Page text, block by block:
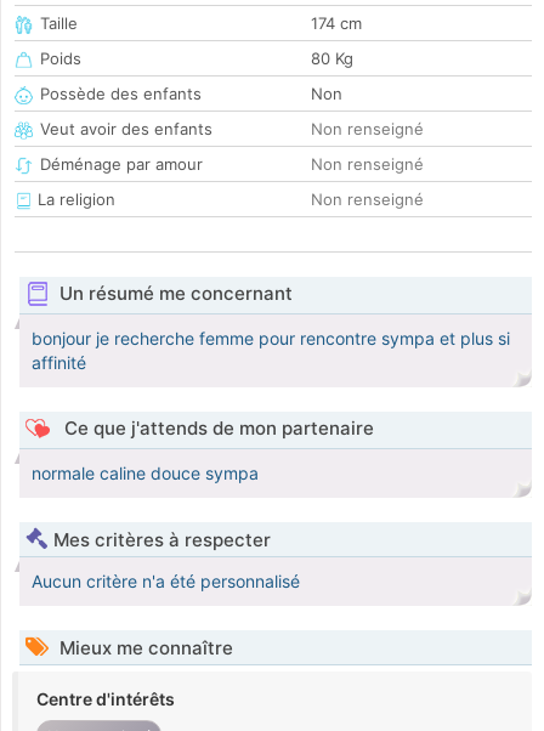
Taille
174 cm
Poids
80 Kg
Possède des enfants
Non
Veut avoir des enfants
Non renseigné
Déménage par amour
Non renseigné
La religion
Non renseigné
Un résumé me concernant
bonjour je recherche femme pour rencontre sympa et plus si
affinité
Ce que j'attends de mon partenaire
normale caline douce sympa
Mes critères à respecter
Aucun critère n'a été personnalisé
Mieux me connaître
Centre d'intérêts